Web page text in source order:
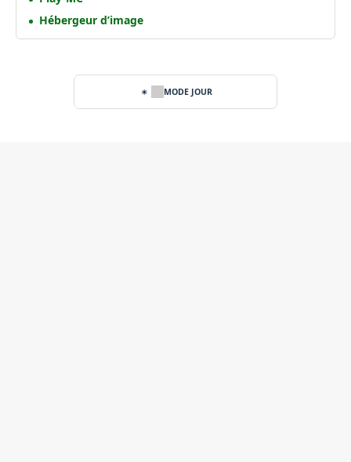
Hébergeur d’image
MODE JOUR